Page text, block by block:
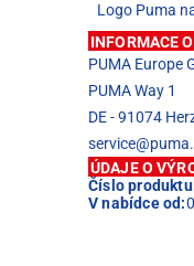
Logo Puma
INFORMACE
PUMA Europe
PUMA Way 1
DE - 91074
ÚDAJE O
Číslo
V nabídce od: